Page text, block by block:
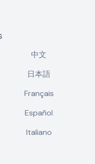
中文
日本語
Français
Español
Italiano